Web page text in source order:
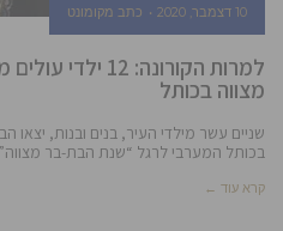
10 דצמבר, 2020 כתב מקומונט
למרות הקורונה:
מצווה בכותל
שניים עשר מילדי העיר, בנים ובנות, יצאו
בכותל המערבי לרגל “שנת הבת-בר
קרא עוד ←